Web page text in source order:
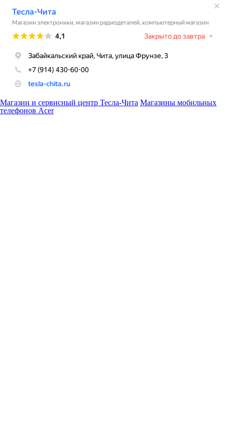
Магазин и сервисный центр Тесла-Чита Магазины мобильных
телефонов Acer